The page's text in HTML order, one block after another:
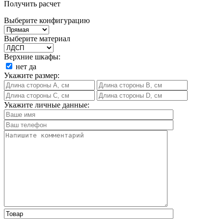
Получить расчет
Выберите конфигурацию
Выберите материал
Верхние шкафы:
нет да
Укажите размер:
Укажите личные данные: